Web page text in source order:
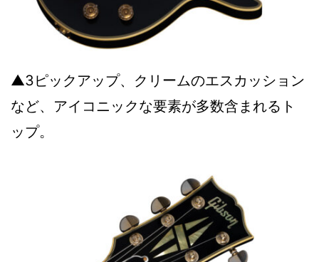
▲3ピックアップ、クリームのエスカッション
など、アイコニックな要素が多数含まれるト
ップ。